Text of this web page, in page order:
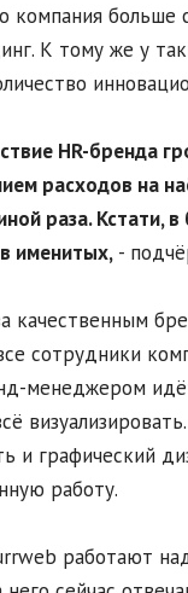
компания больше
К тому же у
HR-бренда
расходов на
раза. Кстати,
именитых,-
качественным
сотрудники
менеджером
и графический
работу.
работают